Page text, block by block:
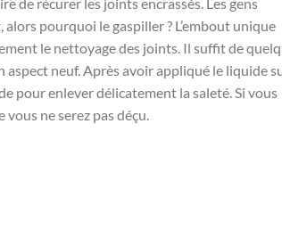
alors pourquoi le gaspiller ? L’embout unique
le nettoyage des joints. Il suffit de
neuf. Après avoir appliqué le liquide
pour enlever délicatement la saleté. Si vous
ne serez pas déçu.